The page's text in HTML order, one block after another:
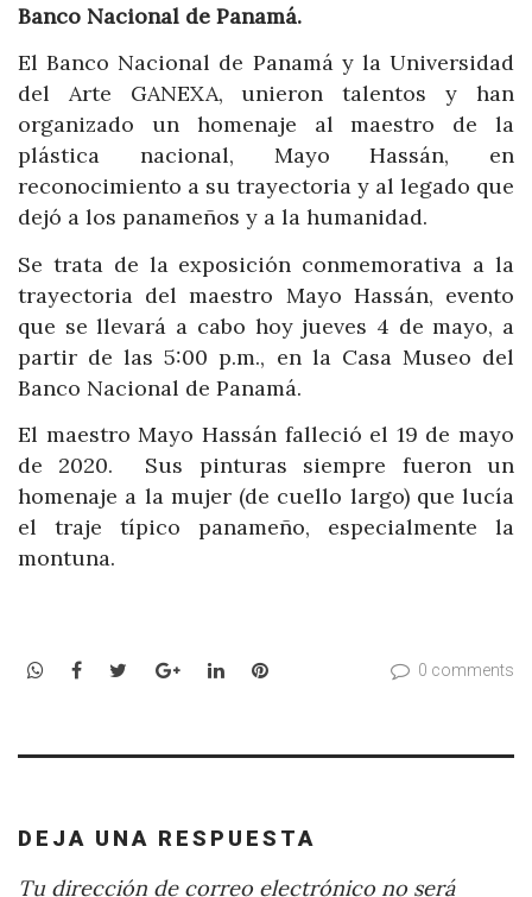
Banco Nacional de Panamá.
El Banco Nacional de Panamá y la Universidad
del Arte GANEXA, unieron talentos y han
organizado un homenaje al maestro de la
plástica nacional, Mayo Hassán, en
reconocimiento a su trayectoria y al legado que
dejó a los panameños y a la humanidad.
Se trata de la exposición conmemorativa a la
trayectoria del maestro Mayo Hassán, evento
que se llevará a cabo hoy jueves 4 de mayo, a
partir de las 5:00 p.m., en la Casa Museo del
Banco Nacional de Panamá.
El maestro Mayo Hassán falleció el 19 de mayo
de 2020. Sus pinturas siempre fueron un
homenaje a la mujer (de cuello largo) que lucía
el traje típico panameño, especialmente la
montuna.
WhatsApp
Facebook
TwitterGoogle+LinkedInPinterest 0 comments
DEJA UNA RESPUESTA
Tu dirección de correo electrónico no será